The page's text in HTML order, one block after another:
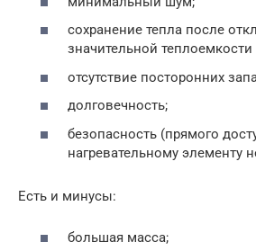
сохранение тепла после
значительной
отсутствие посторонних
долговечность;
безопасность (прямого
нагревательному элементу
Есть и минусы:
большая масса;